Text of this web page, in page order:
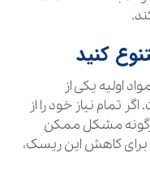
اولیه یکی از
تمام نیاز خود را از
مشکل ممکن
کاهش این ریسک،